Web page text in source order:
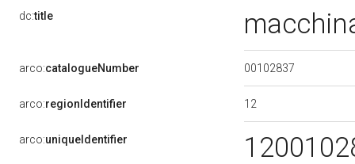
dc:title
arco:catalogueNumber 00102837
arco:regionIdentifier 12
arco:uniqueIdentifier